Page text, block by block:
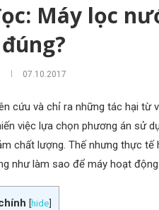
Máy lọc
07.10.2017
cứu và chỉ ra những tác hại từ
việc lựa chọn phương án sử
chất lượng. Thế nhưng thực
như làm sao để máy hoạt
[hide]